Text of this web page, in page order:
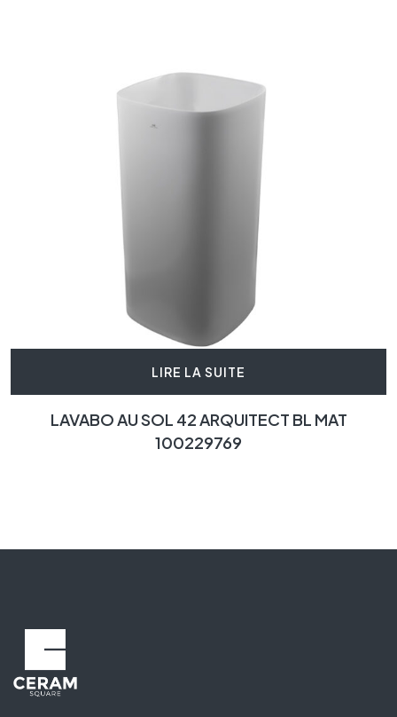
LIRE LA SUITE
LAVABO AU SOL 42 ARQUITECT BL MAT
100229769